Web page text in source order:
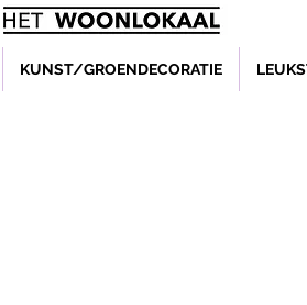
KUNST/GROENDECORATIE